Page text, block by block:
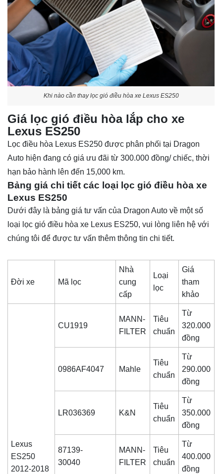
Khi nào cần thay lọc gió điều hòa xe Lexus ES250
Giá lọc gió điều hòa lắp cho xe
Lexus ES250
Lọc điều hòa Lexus ES250 được phân phối tại Dragon
Auto hiện đang có giá ưu đãi từ 300.000 đồng/ chiếc, thời
hạn bảo hành lên đến 15,000 km.
Bảng giá chi tiết các loại lọc gió điều hòa xe
Lexus ES250
Dưới đây là bảng giá tư vấn của Dragon Auto về một số
loại lọc gió điều hòa xe Lexus ES250, vui lòng liên hệ với
chúng tôi để được tư vấn thêm thông tin chi tiết.
Đời xe Mã lọc
Nhà
cung
cấp
Loại
lọc
Giá
tham
khảo
Lexus
ES250
2012-2018
CU1919
MANN-
FILTER
Tiêu
chuẩn
Từ
320.000
đồng
0986AF4047 Mahle
Tiêu
chuẩn
Từ
290.000
đồng
LR036369 K&N
Tiêu
chuẩn
Từ
350.000
đồng
87139-
30040
MANN-
FILTER
Tiêu
chuẩn
Từ
400.000
đồng